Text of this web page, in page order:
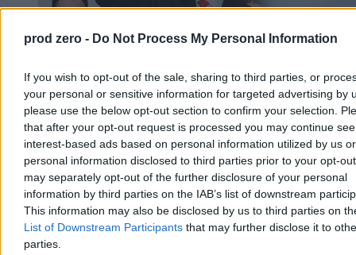
prod zero - Do Not Process My Personal Information
If you wish to opt-out of the sale, sharing to third parties, or
your personal or sensitive information for targeted advertising by
please use the below opt-out section to confirm your selection.
that after your opt-out request is processed you may continue
interest-based ads based on personal information utilized by us or
personal information disclosed to third parties prior to your opt-
may separately opt-out of the further disclosure of your personal
information by third parties on the IAB’s list of downstream
This information may also be disclosed by us to third parties on
List of Downstream Participants that may further disclose it to
parties.
Nawrocki podsumowuje pierwszy rok kadencji.
„Chcę, byście mnie oceniali”
– Bardzo się cieszę, że w rok od zaprzysiężenia jesteście ze swoim
prezydentem w naszym wspólnym domu. Wy zdecydowaliście o
tym, że mam być waszym głosem w Pałacu Prezydenckim –
powiedział Karol Nawrocki podczas obchodów rocznicy jego
zaprzysiężenia na stanowisko prezydenta RP. W trackie wystąpienia